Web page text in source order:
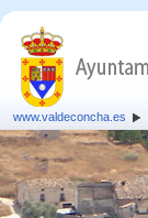
www.valdeconcha.es